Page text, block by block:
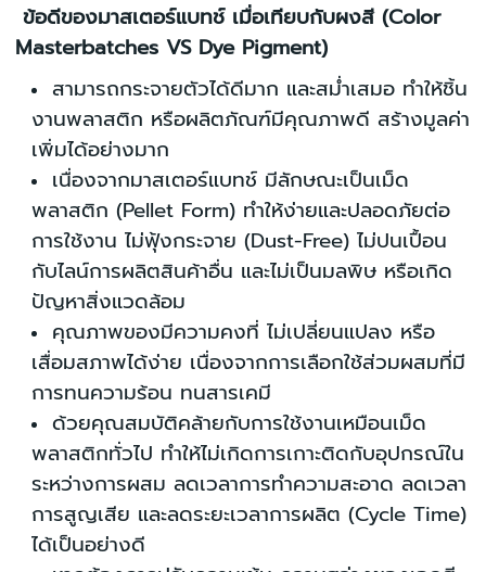
ข้อดีของมาสเตอร์แบทช์ เมื่อเทียบกับผงสี (Color
Masterbatches VS Dye Pigment)
สามารถกระจายตัวได้ดีมาก และสม่ำเสมอ ทำให้ชิ้น
งานพลาสติก หรือผลิตภัณฑ์มีคุณภาพดี สร้างมูลค่า
เพิ่มได้อย่างมาก
เนื่องจากมาสเตอร์แบทช์ มีลักษณะเป็นเม็ด
พลาสติก (Pellet Form) ทำให้ง่ายและปลอดภัยต่อ
การใช้งาน ไม่ฟุ้งกระจาย (Dust-Free) ไม่ปนเปื้อน
กับไลน์การผลิตสินค้าอื่น และไม่เป็นมลพิษ หรือเกิด
ปัญหาสิ่งแวดล้อม
คุณภาพของมีความคงที่ ไม่เปลี่ยนแปลง หรือ
เสื่อมสภาพได้ง่าย เนื่องจากการเลือกใช้ส่วมผสมที่มี
การทนความร้อน ทนสารเคมี
ด้วยคุณสมบัติคล้ายกับการใช้งานเหมือนเม็ด
พลาสติกทั่วไป ทำให้ไม่เกิดการเกาะติดกับอุปกรณ์ใน
ระหว่างการผสม ลดเวลาการทำความสะอาด ลดเวลา
การสูญเสีย และลดระยะเวลาการผลิต (Cycle Time)
ได้เป็นอย่างดี